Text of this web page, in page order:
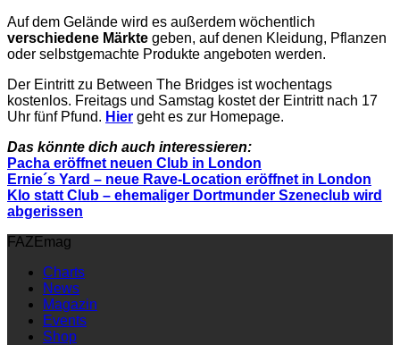
Auf dem Gelände wird es außerdem wöchentlich
verschiedene Märkte geben, auf denen Kleidung, Pflanzen
oder selbstgemachte Produkte angeboten werden.
Der Eintritt zu Between The Bridges ist wochentags
kostenlos. Freitags und Samstag kostet der Eintritt nach 17
Uhr fünf Pfund. Hier geht es zur Homepage.
Das könnte dich auch interessieren:
Pacha eröffnet neuen Club in London
Ernie´s Yard – neue Rave-Location eröffnet in London
Klo statt Club – ehemaliger Dortmunder Szeneclub wird
abgerissen
FAZEmag
Charts
News
Magazin
Events
Shop